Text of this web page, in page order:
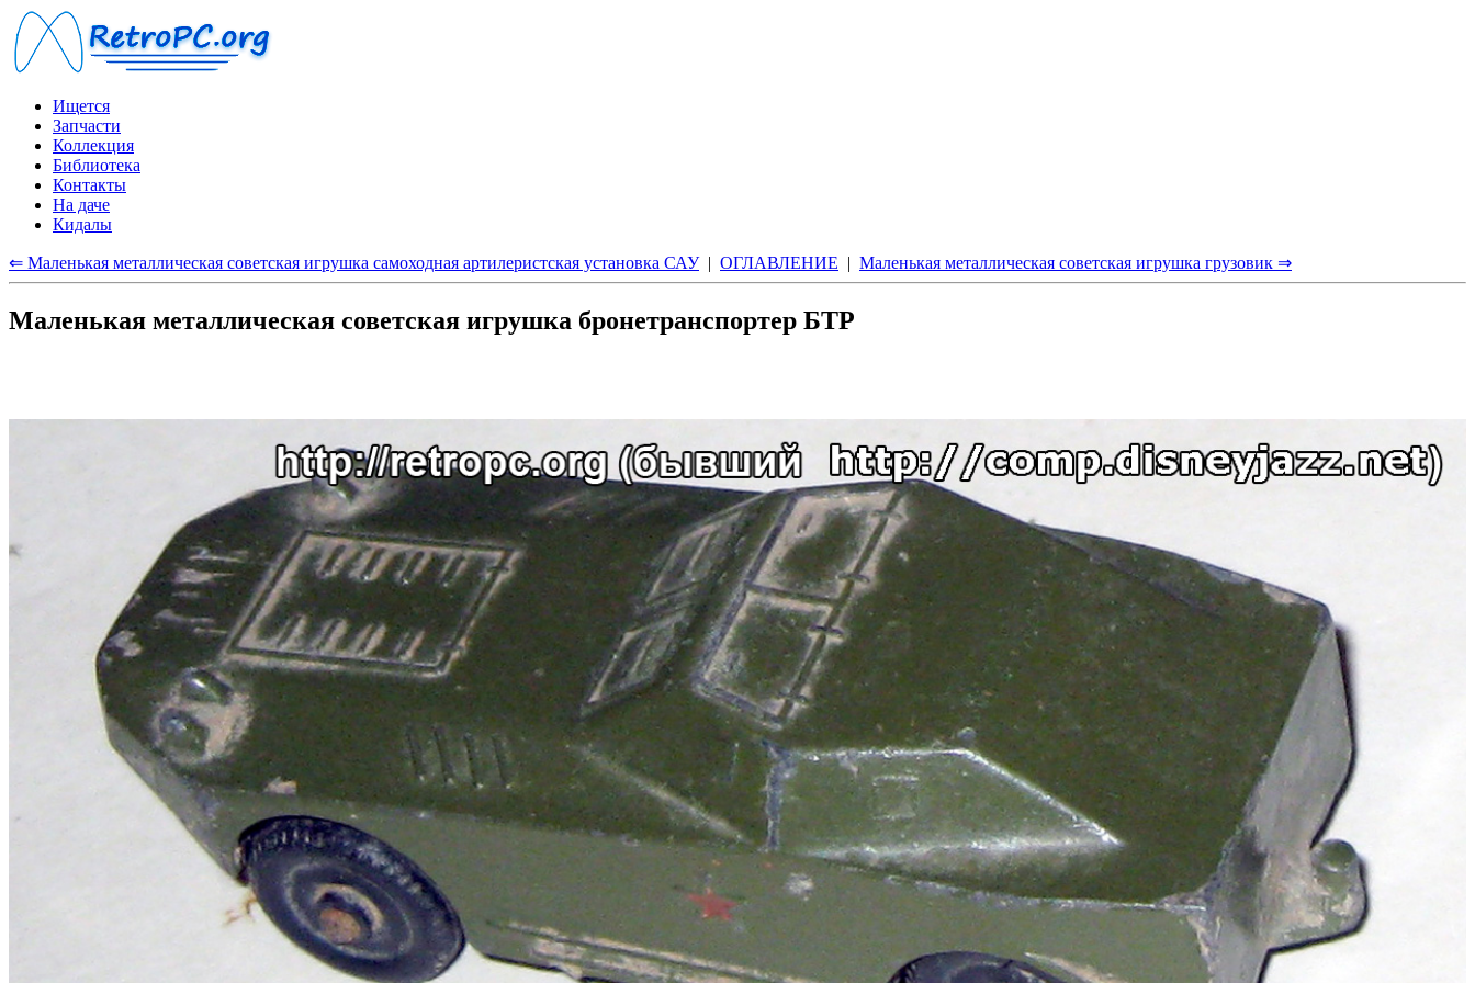
Ищется
Запчасти
Коллекция
Библиотека
Контакты
На даче
Кидалы
⇐ Маленькая металлическая советская игрушка самоходная артилеристская установка САУ| ОГЛАВЛЕНИЕ | Маленькая металлическая советская игрушка грузовик ⇒
Маленькая металлическая советская игрушка бронетранспортер БТР